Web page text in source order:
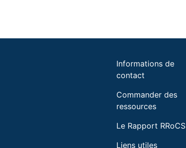
Informations de
contact
Commander des
ressources
Le Rapport RRoCS
Liens utiles